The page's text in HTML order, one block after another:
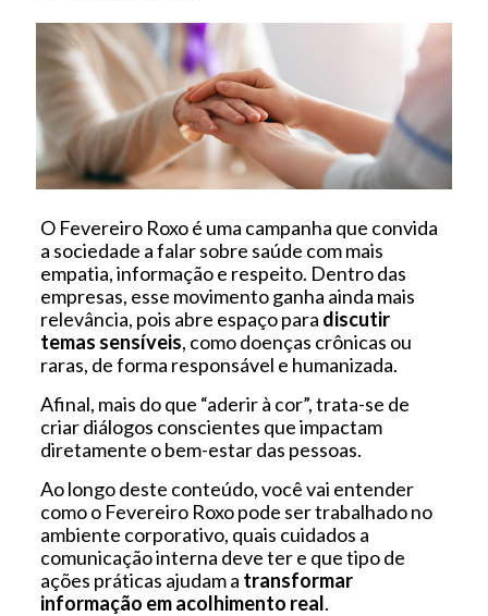
O Fevereiro Roxo é uma campanha que convida
a sociedade a falar sobre saúde com mais
empatia, informação e respeito. Dentro das
empresas, esse movimento ganha ainda mais
relevância, pois abre espaço para discutir
temas sensíveis, como doenças crônicas ou
raras, de forma responsável e humanizada.
Afinal, mais do que “aderir à cor”, trata-se de
criar diálogos conscientes que impactam
diretamente o bem-estar das pessoas.
Ao longo deste conteúdo, você vai entender
como o Fevereiro Roxo pode ser trabalhado no
ambiente corporativo, quais cuidados a
comunicação interna deve ter e que tipo de
ações práticas ajudam a transformar
informação em acolhimento real.